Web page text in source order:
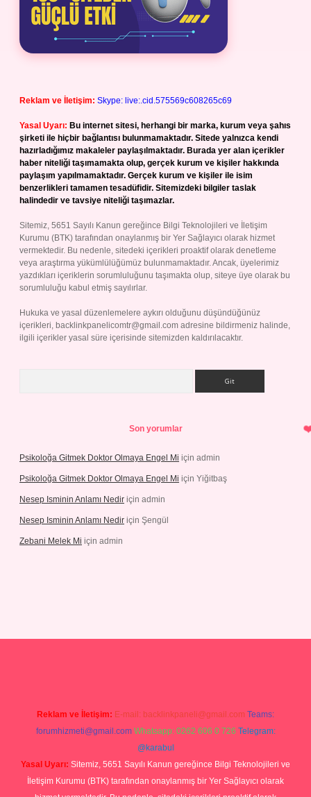
Reklam ve İletişim: Skype: live:.cid.575569c608265c69
Yasal Uyarı: Bu internet sitesi, herhangi bir marka, kurum veya şahıs
şirketi ile hiçbir bağlantısı bulunmamaktadır. Sitede yalnızca kendi
hazırladığımız makaleler paylaşılmaktadır. Burada yer alan içerikler
haber niteliği taşımamakta olup, gerçek kurum ve kişiler hakkında
paylaşım yapılmamaktadır. Gerçek kurum ve kişiler ile isim
benzerlikleri tamamen tesadüfidir. Sitemizdeki bilgiler taslak
halindedir ve tavsiye niteliği taşımazlar.
Sitemiz, 5651 Sayılı Kanun gereğince Bilgi Teknolojileri ve İletişim
Kurumu (BTK) tarafından onaylanmış bir Yer Sağlayıcı olarak hizmet
vermektedir. Bu nedenle, sitedeki içerikleri proaktif olarak denetleme
veya araştırma yükümlülüğümüz bulunmamaktadır. Ancak, üyelerimiz
yazdıkları içeriklerin sorumluluğunu taşımakta olup, siteye üye olarak bu
sorumluluğu kabul etmiş sayılırlar.
Hukuka ve yasal düzenlemelere aykırı olduğunu düşündüğünüz
içerikleri, backlinkpanelicomtr@gmail.com adresine bildirmeniz halinde,
ilgili içerikler yasal süre içerisinde sitemizden kaldırılacaktır.
Son yorumlar
Psikoloğa Gitmek Doktor Olmaya Engel Mi için admin
Psikoloğa Gitmek Doktor Olmaya Engel Mi için Yiğitbaş
Nesep Isminin Anlamı Nedir için admin
Nesep Isminin Anlamı Nedir için Şengül
Zebani Melek Mi için admin
Reklam ve İletişim: E-mail: backlinkpaneli@gmail.com Teams:
forumhizmeti@gmail.com Whatsapp: 0262 606 0 726 Telegram:
@karabul
Yasal Uyarı: Sitemiz, 5651 Sayılı Kanun gereğince Bilgi Teknolojileri ve
İletişim Kurumu (BTK) tarafından onaylanmış bir Yer Sağlayıcı olarak